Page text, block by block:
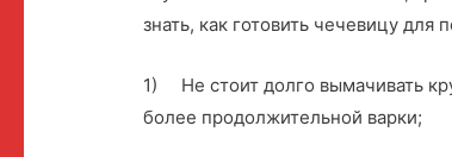
знать, как готовить чечевицу для
1) Не стоит долго вымачивать
более продолжительной варки;